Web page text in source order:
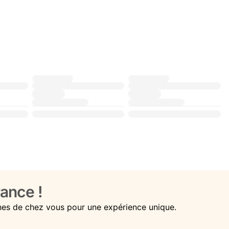
!
de chez vous pour une expérience unique.